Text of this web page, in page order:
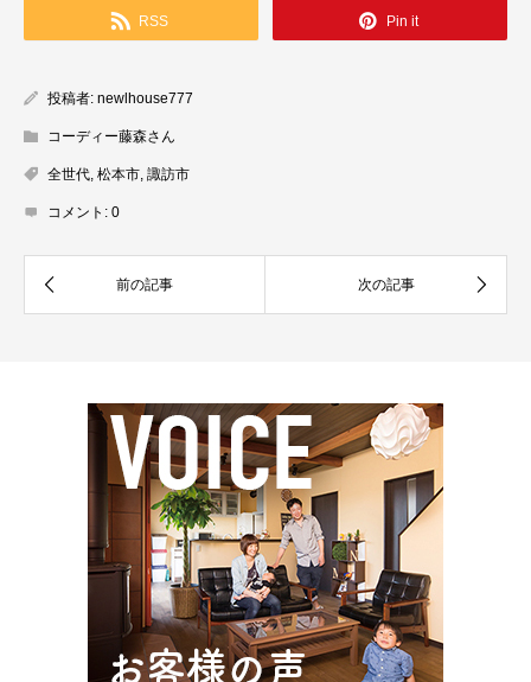
RSS Pin it
投稿者: newlhouse777
コーディー藤森さん
全世代 松本市 諏訪市
コメント: 0